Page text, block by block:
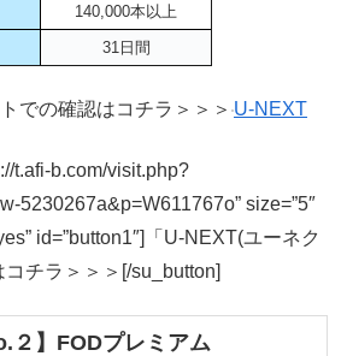
140,000本以上
31日間
での確認はコチラ＞＞＞ U-NEXT
t.afi-b.com/visit.php?
5230267a&p=W611767o” size=”5″
id=”button1″]「U-NEXT(ユーネク
チラ＞＞＞[/su_button]
２】FODプレミアム